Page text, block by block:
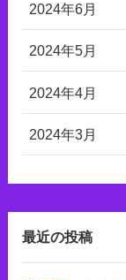
2024年6月
2024年5月
2024年4月
2024年3月
最近の投稿